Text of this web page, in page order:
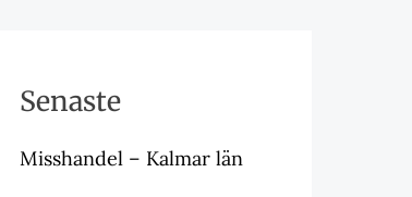
Senaste
Misshandel – Kalmar län